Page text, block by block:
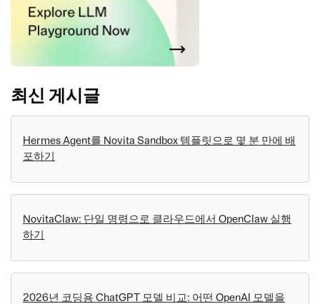
최신 게시글
Hermes Agent를 Novita Sandbox 템플릿으로 몇 분 만에 배
포하기
NovitaClaw: 단일 명령으로 클라우드에서 OpenClaw 실행
하기
2026년 코딩용 ChatGPT 모델 비교: 어떤 OpenAI 모델을